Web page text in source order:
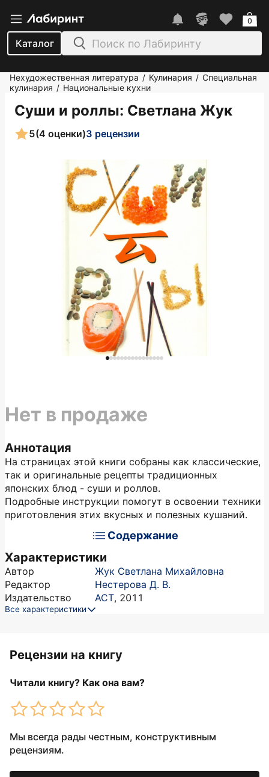
Каталог
0
Нехудожественная литература / Кулинария / Специальная
кулинария / Национальные кухни
Суши и роллы: Светлана Жук
5(4 оценки)3 рецензии
Аннотация
На страницах этой книги собраны как классические,
так и оригинальные рецепты традиционных
японских блюд - суши и роллов.
Подробные инструкции помогут в освоении техники
приготовления этих вкусных и полезных кушаний.
Содержание
Характеристики
Автор
Жук Светлана Михайловна
Редактор
Нестерова Д. В.
Издательство
АСТ, 2011
Все характеристики
Нет в продаже
Рецензии на книгу
Читали книгу? Как она вам?
Мы всегда рады честным, конструктивным
рецензиям.